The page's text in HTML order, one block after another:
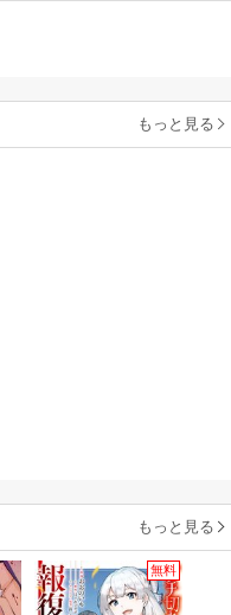
もっと見る
もっと見る
無料